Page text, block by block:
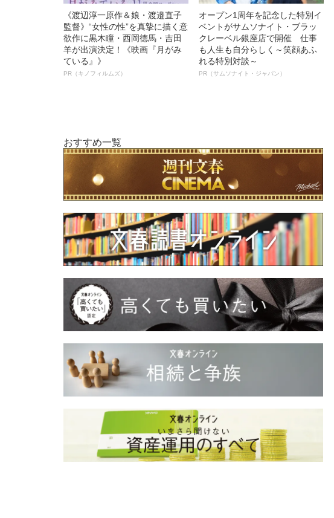
《渡辺淳一原作＆娘・渡邉直子
監督》“女性の性”を真摯に描く意
欲作に黒木瞳・西岡德馬・吉田
羊が出演決定！《映画『月がみ
ている』》
PR（キノフィルムズ）
オープン1周年を記念した特別イ
ベントがサムソナイト・ブラッ
クレーベル銀座店で開催 仕事
も人生も自分らしく～笑顔あふ
れる特別対談～
PR（サムソナイト・ジャパン）
おすすめ一覧